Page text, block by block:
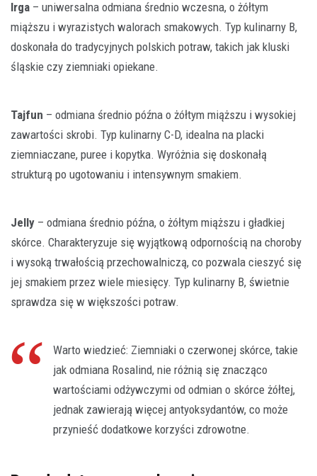
Irga – uniwersalna odmiana średnio wczesna, o żółtym
miąższu i wyrazistych walorach smakowych. Typ kulinarny B,
doskonała do tradycyjnych polskich potraw, takich jak kluski
śląskie czy ziemniaki opiekane.
Tajfun – odmiana średnio późna o żółtym miąższu i wysokiej
zawartości skrobi. Typ kulinarny C-D, idealna na placki
ziemniaczane, puree i kopytka. Wyróżnia się doskonałą
strukturą po ugotowaniu i intensywnym smakiem.
Jelly – odmiana średnio późna, o żółtym miąższu i gładkiej
skórce. Charakteryzuje się wyjątkową odpornością na choroby
i wysoką trwałością przechowalniczą, co pozwala cieszyć się
jej smakiem przez wiele miesięcy. Typ kulinarny B, świetnie
sprawdza się w większości potraw.
Warto wiedzieć: Ziemniaki o czerwonej skórce, takie
jak odmiana Rosalind, nie różnią się znacząco
wartościami odżywczymi od odmian o skórce żółtej,
jednak zawierają więcej antyoksydantów, co może
przynieść dodatkowe korzyści zdrowotne.